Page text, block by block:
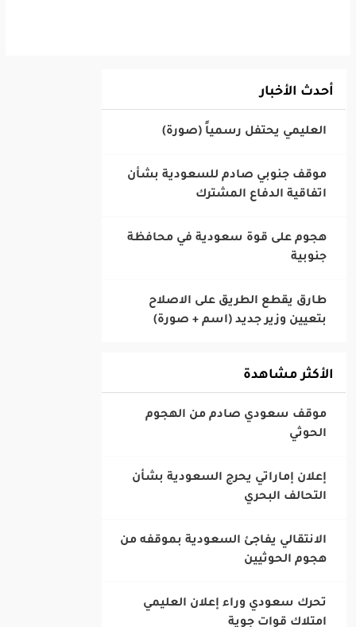
أحدث الأخبار
‎موقف جنوبي صادم للسعودية بشأن
اتفاقية الدفاع المشترك
‎هجوم على قوة سعودية في محافظة
جنوبية
‎طارق يقطع الطريق على الاصلاح
بتعيين وزير جديد (اسم + صورة)
الأكثر مشاهدة
‎موقف سعودي صادم من الهجوم
الحوثي
‎إعلان إماراتي يحرج السعودية بشأن
التحالف البحري
‎الانتقالي يفاجئ السعودية بموقفه من
هجوم الحوثيين
‎تحرك سعودي وراء إعلان العليمي
امتلاك قوات جوية